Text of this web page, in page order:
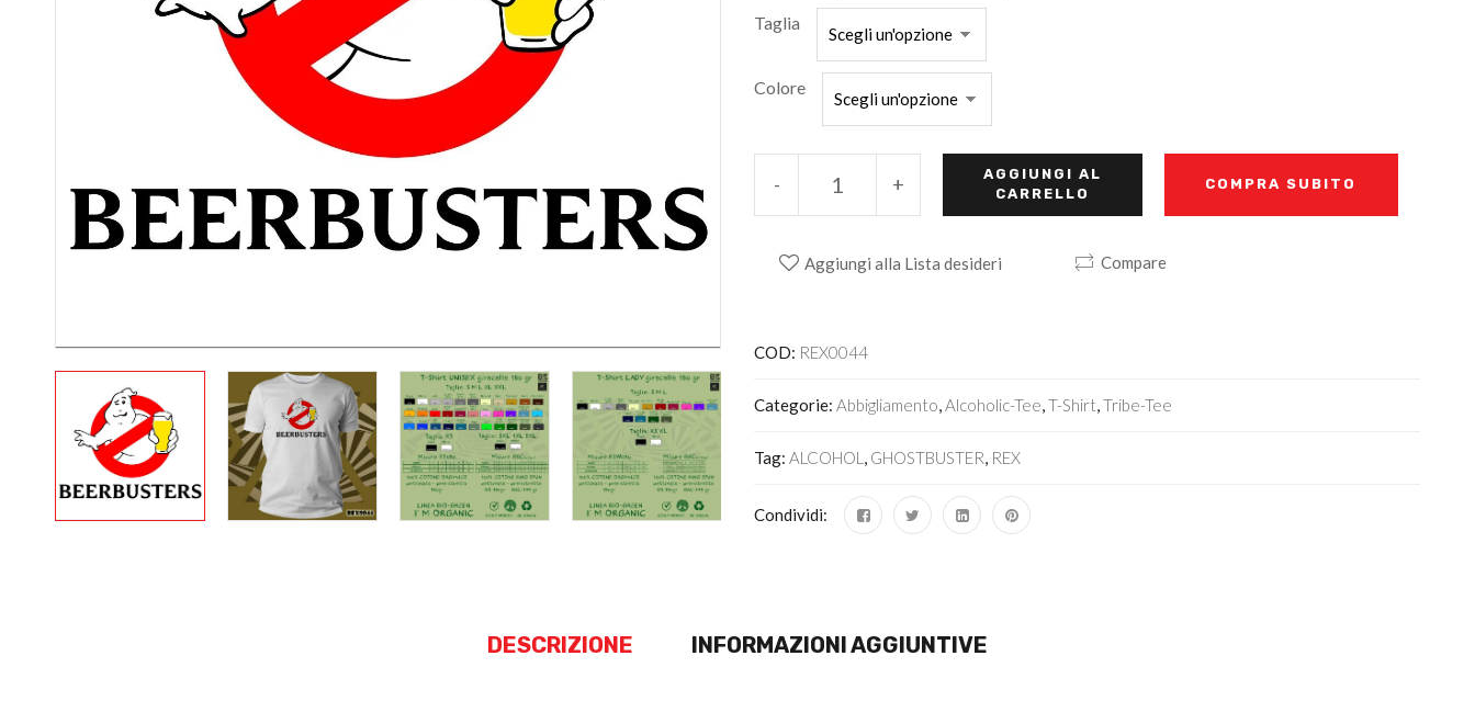
Taglia
Colore
+
-
AGGIUNGI AL
CARRELLO
COMPRA SUBITO
Aggiungi alla Lista desideri Compare
COD: REX0044
Categorie: Abbigliamento,Alcoholic-Tee,T-Shirt,Tribe-Tee
Tag: ALCOHOL , GHOSTBUSTER, REX
Condividi:
DESCRIZIONE INFORMAZIONI AGGIUNTIVE